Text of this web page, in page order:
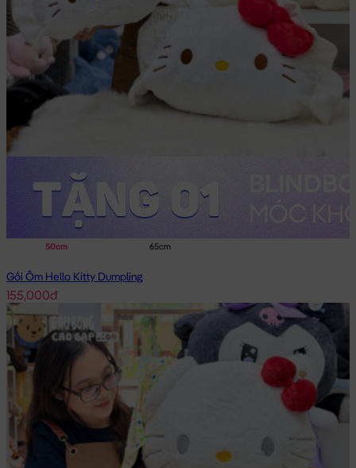
50cm 65cm
Gối Ôm Hello Kitty Dumpling
155,000đ